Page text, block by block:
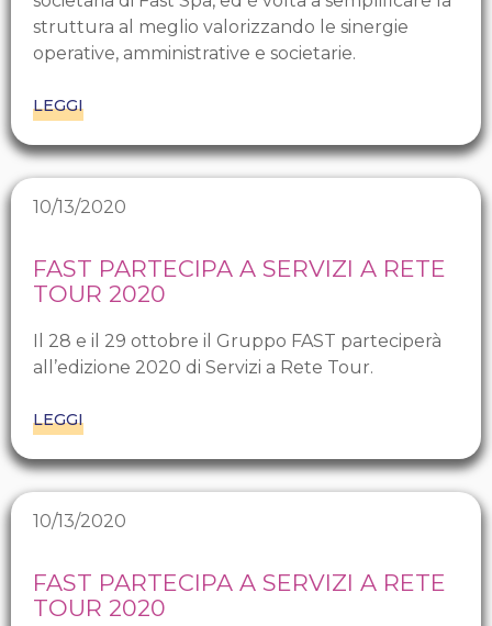
struttura al meglio valorizzando le sinergie
operative, amministrative e societarie.
LEGGI
10/13/2020
FAST PARTECIPA A SERVIZI A RETE
TOUR 2020
Il 28 e il 29 ottobre il Gruppo FAST parteciperà
all’edizione 2020 di Servizi a Rete Tour.
LEGGI
10/13/2020
FAST PARTECIPA A SERVIZI A RETE
TOUR 2020